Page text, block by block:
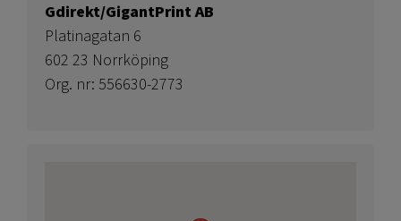
Gdirekt/GigantPrint AB
Platinagatan 6
602 23 Norrköping
Org. nr: 556630-2773